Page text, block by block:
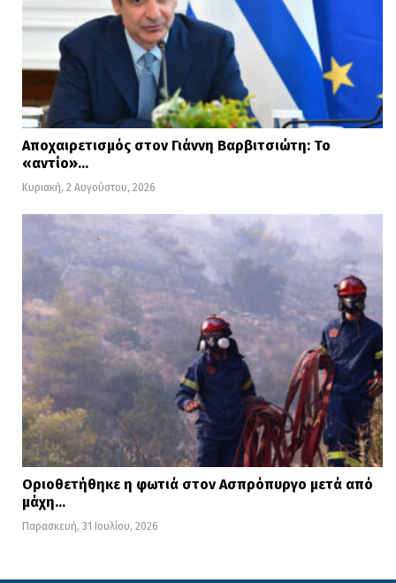
Αποχαιρετισμός στον Γιάννη Βαρβιτσιώτη: Το
«αντίο»…
Κυριακή, 2 Αυγούστου, 2026
Οριοθετήθηκε η φωτιά στον Ασπρόπυργο μετά από
μάχη…
Παρασκευή, 31 Ιουλίου, 2026